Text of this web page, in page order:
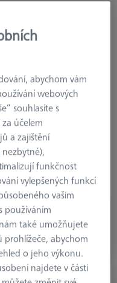
mm
mm
abychom vám
webových
souhlasíte s
účelem
a zajištění
funkčnost
vylepšených funkcí
vašim
používáním
také umožňujete
abychom
o jeho výkonu.
najdete v části